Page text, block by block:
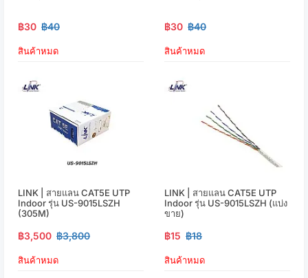
฿30 ฿40
สินค้าหมด
฿30 ฿40
สินค้าหมด
LINK | สายแลน CAT5E UTP
Indoor รุ่น US-9015LSZH
(305M)
฿3,500 ฿3,800
สินค้าหมด
LINK | สายแลน CAT5E UTP
Indoor รุ่น US-9015LSZH (แบ่ง
ขาย)
฿15 ฿18
สินค้าหมด